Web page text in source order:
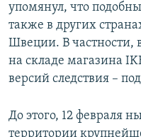
упомянул, что
также в других
Швеции. В частности,
на складе магазина
версий следствия –
До этого, 12 февраля
территории